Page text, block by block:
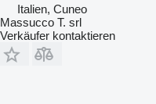
Italien, Cuneo
Massucco T. srl
Verkäufer kontaktieren